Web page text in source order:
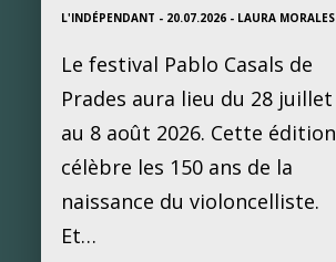
L'INDÉPENDANT - 20.07.2026 - LAURA MORALES
Le festival Pablo Casals de
Prades aura lieu du 28 juillet
au 8 août 2026. Cette édition
célèbre les 150 ans de la
naissance du violoncelliste.
Et…